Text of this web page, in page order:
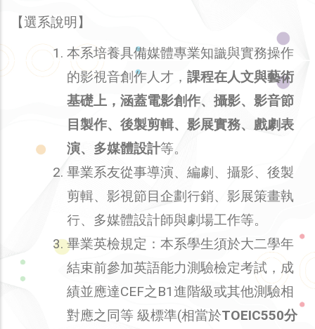
【選系說明】
本系培養具備媒體專業知識與實務操作
的影視音創作人才， 課程在人文與藝術
基礎上，涵蓋電影創作、攝影、影音節
目製作、後製剪輯、影展實務、戲劇表
演、多媒體設計等。
畢業系友從事導演、編劇、攝影、後製
剪輯、影視節目企劃行銷、影展策畫執
行、多媒體設計師與劇場工作等。
畢業英檢規定：本系學生須於大二學年
結束前參加英語能力測驗檢定考試，成
績並應達CEF之B1進階級或其他測驗相
對應之同等 級標準(相當於TOEIC550分